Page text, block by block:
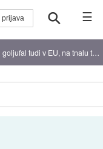
☰
tudi v EU, na tnalu tudi BMW